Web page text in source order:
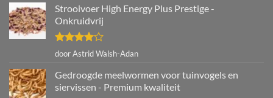
Strooivoer High Energy Plus Prestige -
Onkruidvrij
Gewaardeerd
door Astrid Walsh-Adan
Gedroogde meelwormen voor tuinvogels en
siervissen - Premium kwaliteit